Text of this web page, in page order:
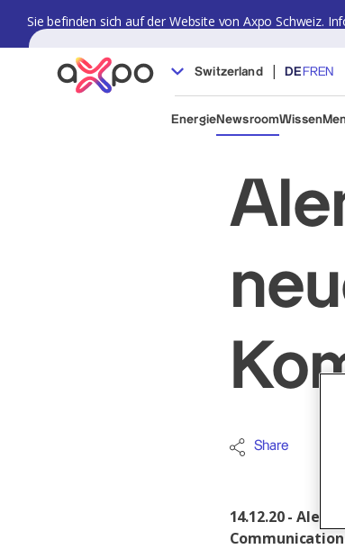
Sie befinden sich auf der Website von Axpo Schweiz.
Switzerland | DE FREN
EnergieNewsroomWissen
Share
14.12.20 -